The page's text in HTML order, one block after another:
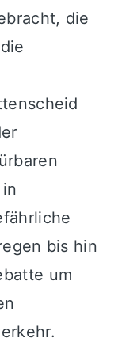
die
bis hin
um